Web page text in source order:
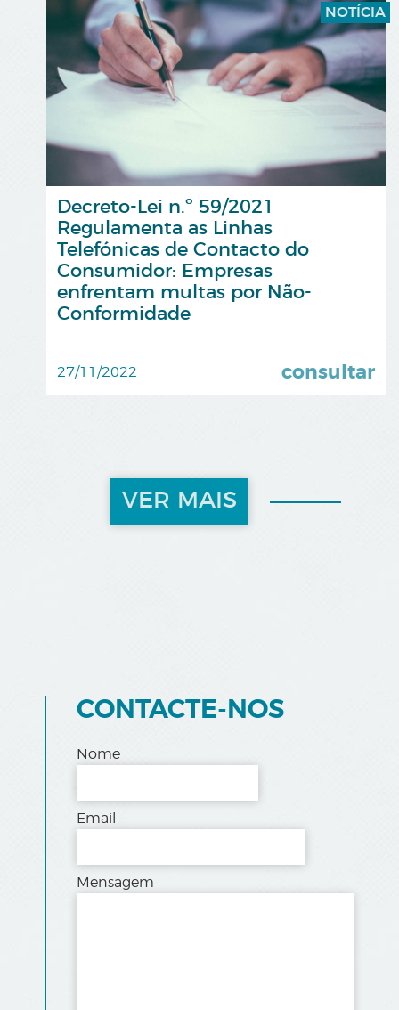
NOTÍCIA
Decreto-Lei n.º 59/2021
Regulamenta as Linhas
Telefónicas de Contacto do
Consumidor: Empresas
enfrentam multas por Não-
Conformidade
27/11/2022 consultar
VER MAIS
CONTACTE-NOS
Nome
Email
Mensagem